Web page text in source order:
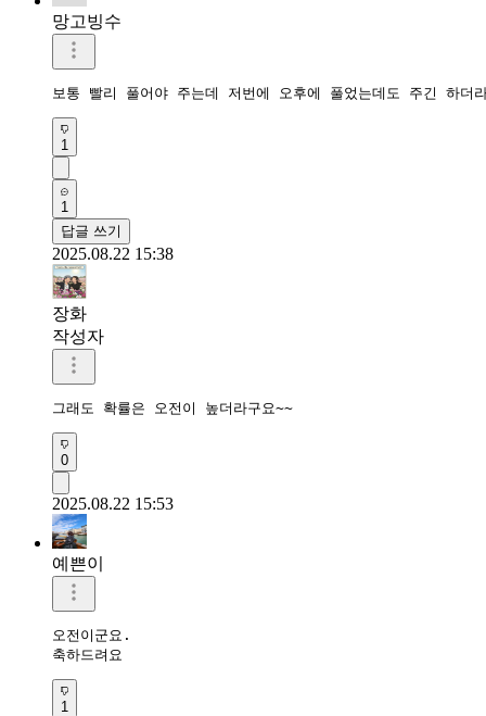
망고빙수
보통 빨리 풀어야 주는데 저번에 오후에 풀었는데도 주긴 하더
1
1
답글 쓰기
2025.08.22 15:38
장화
작성자
그래도 확률은 오전이 높더라구요~~
0
2025.08.22 15:53
예쁜이
오전이군요.
축하드려요
1